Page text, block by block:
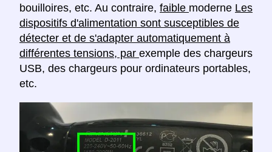
bouilloires, etc. Au contraire, faible moderne Les
dispositifs d'alimentation sont susceptibles de
détecter et de s'adapter automatiquement à
différentes tensions, par exemple des chargeurs
USB, des chargeurs pour ordinateurs portables,
etc.